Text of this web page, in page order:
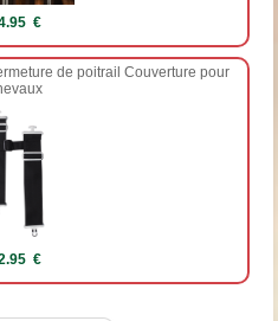
€
de poitrail Couverture pour
€